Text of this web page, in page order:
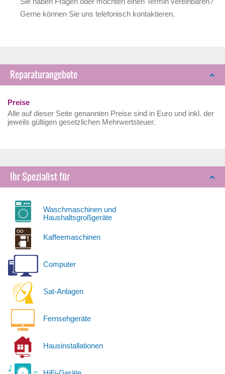
Gerne können Sie uns telefonisch kontaktieren.
Reparaturangebote
Preise
Alle auf dieser Seite genannten Preise sind in Euro und inkl. der
jeweils gültigen gesetzlichen Mehrwertsteuer.
Ihr Spezialist für
Waschmaschinen und
Haushaltsgroßgeräte
Kaffeemaschinen
Computer
Sat-Anlagen
Fernsehgeräte
Hausinstallationen